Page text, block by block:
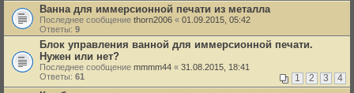
Ванна для иммерсионной печати из металла
Последнее сообщение thorn2006 « 01.09.2015, 05:42
Ответы: 9
Блок управления ванной для иммерсионной печати.
Нужен или нет?
Последнее сообщение mmmm44 « 31.08.2015, 18:41
Ответы: 61 1 2 3 4